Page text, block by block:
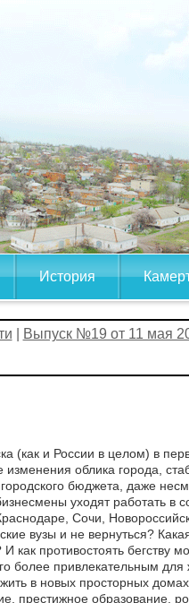
История
Выпуск №19 от 11 мая
(как и России в целом) в
облика города,
бюджета, даже
уходят работать в
Сочи,
вузы и не вернуться?
противостоять бегству
более привлекательным
в новых просторных
престижное образование,